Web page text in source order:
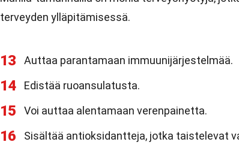
terveyden ylläpitämisessä.
13 Auttaa parantamaan immuunijärjestelmää.
14 Edistää ruoansulatusta.
15 Voi auttaa alentamaan verenpainetta.
16 Sisältää antioksidantteja, jotka taistelevat